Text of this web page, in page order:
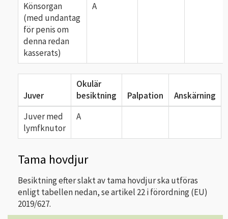
Könsorgan
(med undantag
för penis om
denna redan
kasserats)
A
Juver
Okulär
besiktning
Palpation
Anskärning
Juver med
lymfknutor
A
Tama hovdjur
Besiktning efter slakt av tama hovdjur ska utföras
enligt tabellen nedan, se artikel 22 i förordning (EU)
2019/627.